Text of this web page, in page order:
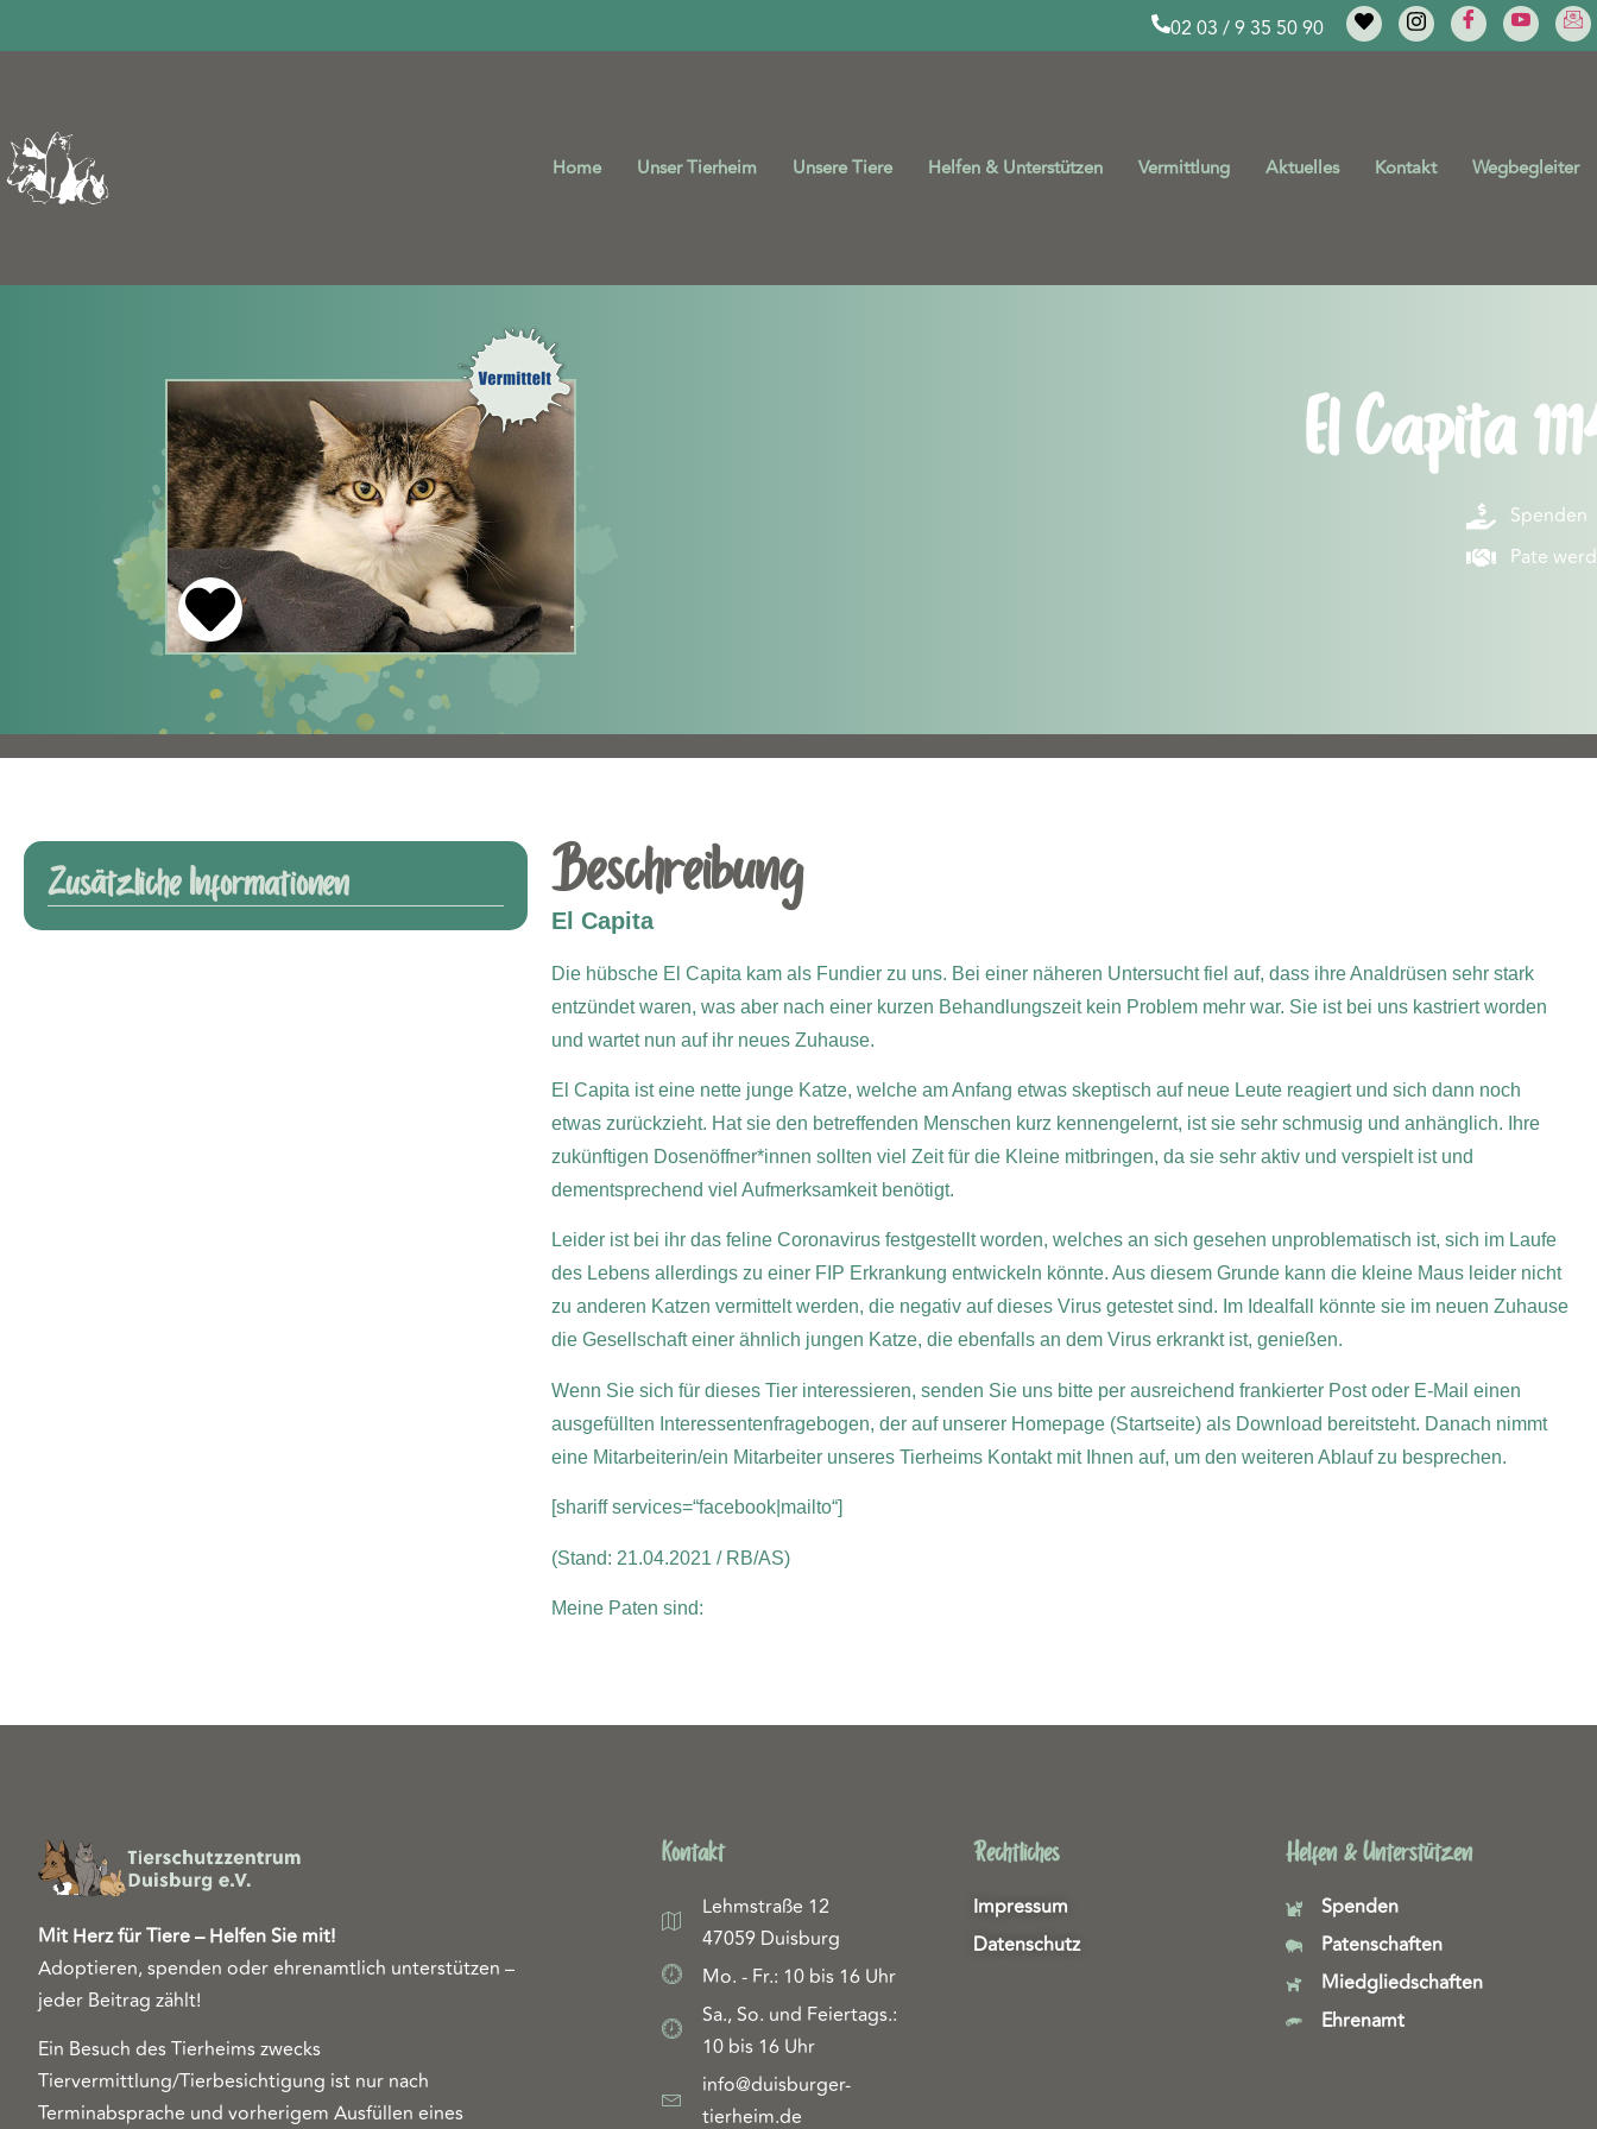
02 03 / 9 35 50 90
Home Unser Tierheim Unsere Tiere Helfen & Unterstützen Vermittlung Aktuelles Kontakt Wegbegleiter
El Capita
Spenden
Pate
Zusätzliche Informationen Beschreibung
El Capita
Die hübsche El Capita kam als Fundier zu uns. Bei einer näheren Untersucht fiel auf, dass ihre Analdrüsen sehr stark
entzündet waren, was aber nach einer kurzen Behandlungszeit kein Problem mehr war. Sie ist bei uns kastriert worden
und wartet nun auf ihr neues Zuhause.
El Capita ist eine nette junge Katze, welche am Anfang etwas skeptisch auf neue Leute reagiert und sich dann noch
etwas zurückzieht. Hat sie den betreffenden Menschen kurz kennengelernt, ist sie sehr schmusig und anhänglich. Ihre
zukünftigen Dosenöffner*innen sollten viel Zeit für die Kleine mitbringen, da sie sehr aktiv und verspielt ist und
dementsprechend viel Aufmerksamkeit benötigt.
Leider ist bei ihr das feline Coronavirus festgestellt worden, welches an sich gesehen unproblematisch ist, sich im Laufe
des Lebens allerdings zu einer FIP Erkrankung entwickeln könnte. Aus diesem Grunde kann die kleine Maus leider nicht
zu anderen Katzen vermittelt werden, die negativ auf dieses Virus getestet sind. Im Idealfall könnte sie im neuen Zuhause
die Gesellschaft einer ähnlich jungen Katze, die ebenfalls an dem Virus erkrankt ist, genießen.
Wenn Sie sich für dieses Tier interessieren, senden Sie uns bitte per ausreichend frankierter Post oder E-Mail einen
ausgefüllten Interessentenfragebogen, der auf unserer Homepage (Startseite) als Download bereitsteht. Danach nimmt
eine Mitarbeiterin/ein Mitarbeiter unseres Tierheims Kontakt mit Ihnen auf, um den weiteren Ablauf zu besprechen.
[shariff services=“facebook|mailto“]
(Stand: 21.04.2021 / RB/AS)
Meine Paten sind:
Mit Herz für Tiere – Helfen Sie mit!
Adoptieren, spenden oder ehrenamtlich unterstützen –
jeder Beitrag zählt!
Ein Besuch des Tierheims zwecks
Tiervermittlung/Tierbesichtigung ist nur nach
Terminabsprache und vorherigem Ausfüllen eines
Kontakt
Lehmstraße 12
47059 Duisburg
Mo. - Fr.: 10 bis 16 Uhr
Sa., So. und Feiertags.:
10 bis 16 Uhr
info@duisburger-
tierheim.de
Rechtliches
Impressum
Datenschutz
Helfen & Unterstützen
Spenden
Patenschaften
Miedgliedschaften
Ehrenamt